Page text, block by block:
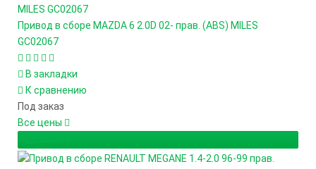
MILES GC02067
Привод в сборе MAZDA 6 2.0D 02- прав. (ABS) MILES
GC02067
В закладки
К сравнению
Под заказ
Все цены